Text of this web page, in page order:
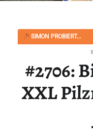
SIMON PROBIERT...
#2706:
XXL